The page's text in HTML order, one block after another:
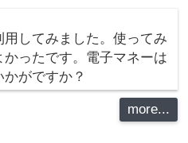
用してみました。使ってみ
かったです。電子マネーは
がですか？
more...